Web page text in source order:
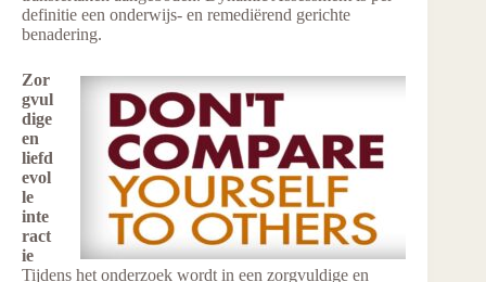
definitie een onderwijs- en remediërend gerichte
benadering.
Zor
gvul
dige
en
liefd
evol
le
inte
ract
ie
Tijdens het onderzoek wordt in een zorgvuldige en